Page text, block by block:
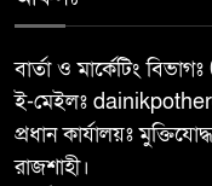
৮
৯
বার্তা ও মার্কেটিং
ই-মেইলঃ
প্রধান কার্যালয়ঃ
রাজশাহী।